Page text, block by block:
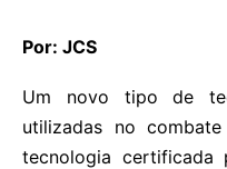
Por: JCS
Um novo tipo de
utilizadas no
tecnologia certificada